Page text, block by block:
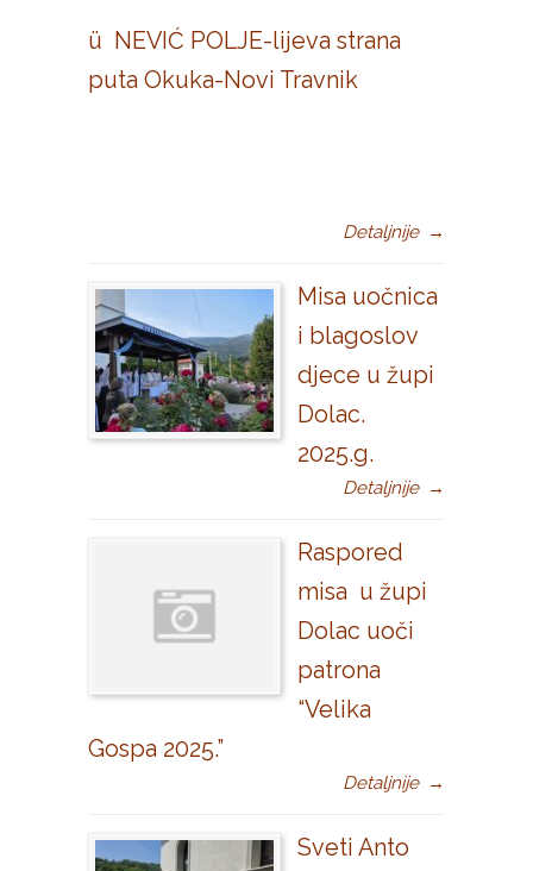
ü NEVIĆ POLJE-lijeva strana
puta Okuka-Novi Travnik
Detaljnije →
Misa uočnica
i blagoslov
djece u župi
Dolac.
2025.g.
Detaljnije →
Raspored
misa u župi
Dolac uoči
patrona
“Velika
Gospa 2025.”
Detaljnije →
Sveti Anto